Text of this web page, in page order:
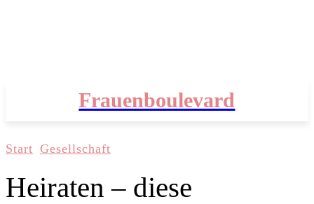
Frauenboulevard
Start Gesellschaft
Heiraten – diese